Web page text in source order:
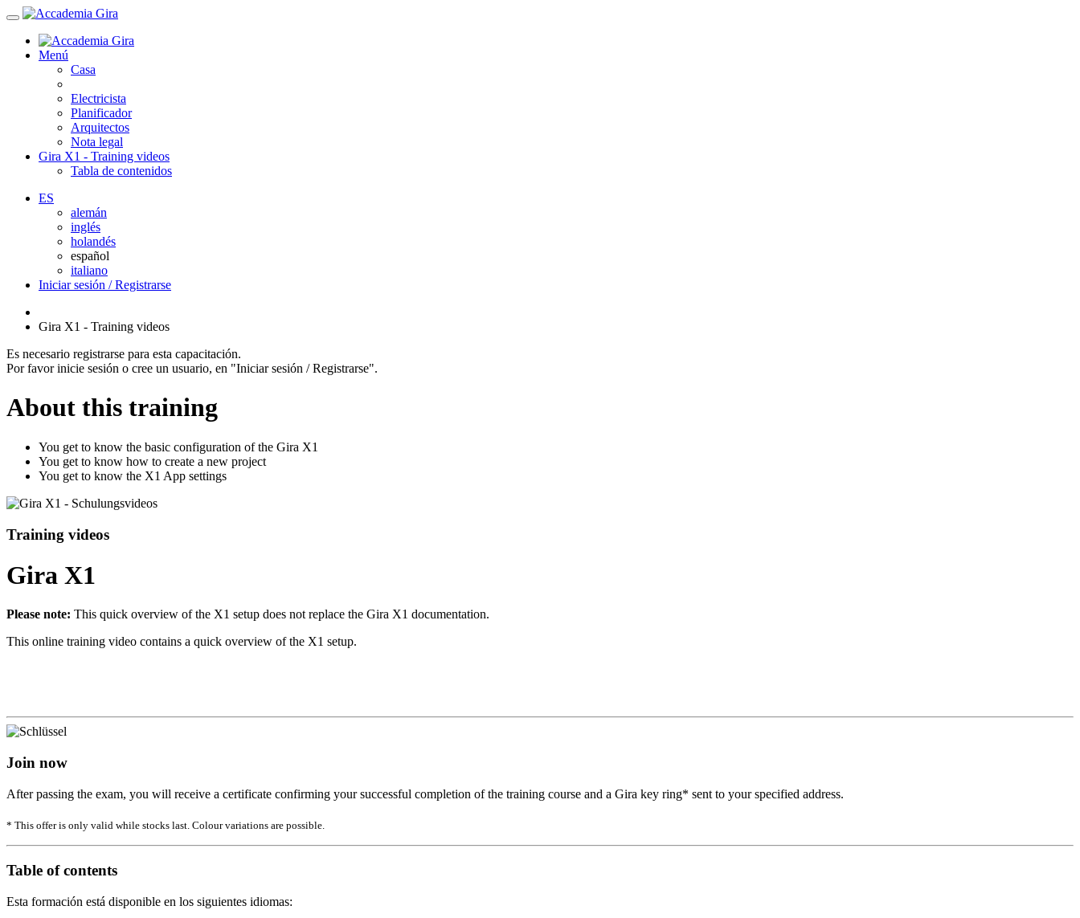
Menú
Casa
Electricista
Planificador
Arquitectos
Nota legal
Gira X1 - Training videos
Tabla de contenidos
ES
alemán
inglés
holandés
español
italiano
Iniciar sesión / Registrarse
Gira X1 - Training videos
Es necesario registrarse para esta capacitación.
Por favor inicie sesión o cree un usuario, en "Iniciar sesión / Registrarse".
About this training
You get to know the basic configuration of the Gira X1
You get to know how to create a new project
You get to know the X1 App settings
Training videos
Gira X1
Please note: This quick overview of the X1 setup does not replace the Gira X1 documentation.
This online training video contains a quick overview of the X1 setup.
Join now
After passing the exam, you will receive a certificate confirming your successful completion of the training course and a Gira key ring* sent to your specified address.
* This offer is only valid while stocks last. Colour variations are possible.
Table of contents
Esta formación está disponible en los siguientes idiomas: